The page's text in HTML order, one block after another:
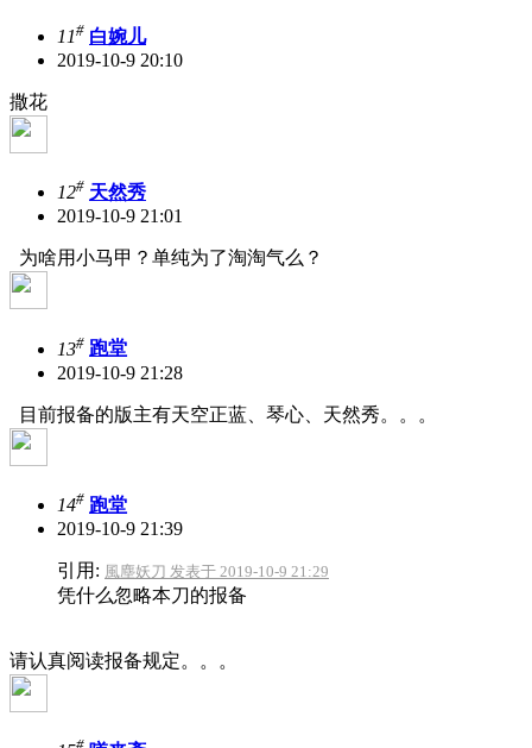
11# 白婉儿
2019-10-9 20:10
撒花
12# 天然秀
2019-10-9 21:01
为啥用小马甲？单纯为了淘淘气么？
13# 跑堂
2019-10-9 21:28
目前报备的版主有天空正蓝、琴心、天然秀。。。
14# 跑堂
2019-10-9 21:39
引用: 風塵妖刀 发表于 2019-10-9 21:29
凭什么忽略本刀的报备
请认真阅读报备规定。。。